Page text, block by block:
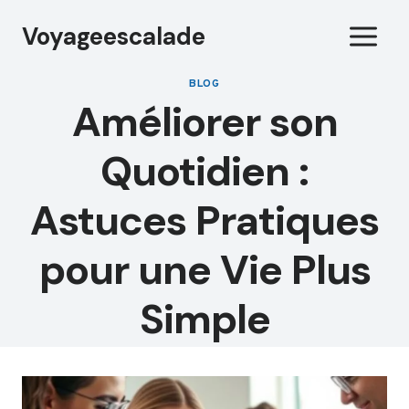
Voyageescalade
BLOG
Améliorer son
Quotidien :
Astuces Pratiques
pour une Vie Plus
Simple